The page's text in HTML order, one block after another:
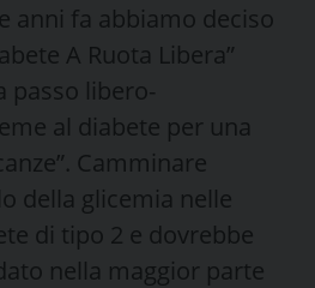
anni fa abbiamo deciso
A Ruota Libera”
passo libero-
al diabete per una
Camminare
della glicemia nelle
di tipo 2 e dovrebbe
nella maggior parte